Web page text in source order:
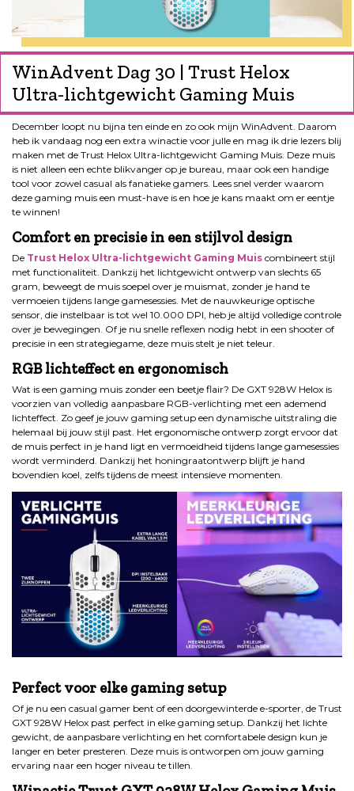
WinAdvent Dag 30 | Trust Helox
Ultra-lichtgewicht Gaming Muis
December loopt nu bijna ten einde en zo ook mijn WinAdvent. Daarom
heb ik vandaag nog een extra winactie voor julle en mag ik drie lezers blij
maken met de Trust Helox Ultra-lichtgewicht Gaming Muis. Deze muis
is niet alleen een echte blikvanger op je bureau, maar ook een handige
tool voor zowel casual als fanatieke gamers. Lees snel verder waarom
deze gaming muis een must-have is en hoe je kans maakt om er eentje
te winnen!
Comfort en precisie in een stijlvol design
De Trust Helox Ultra-lichtgewicht Gaming Muis combineert stijl
met functionaliteit. Dankzij het lichtgewicht ontwerp van slechts 65
gram, beweegt de muis soepel over je muismat, zonder je hand te
vermoeien tijdens lange gamesessies. Met de nauwkeurige optische
sensor, die instelbaar is tot wel 10.000 DPI, heb je altijd volledige controle
over je bewegingen. Of je nu snelle reflexen nodig hebt in een shooter of
precisie in een strategiegame, deze muis stelt je niet teleur.
RGB lichteffect en ergonomisch
Wat is een gaming muis zonder een beetje flair? De GXT 928W Helox is
voorzien van volledig aanpasbare RGB-verlichting met een ademend
lichteffect. Zo geef je jouw gaming setup een dynamische uitstraling die
helemaal bij jouw stijl past. Het ergonomische ontwerp zorgt ervoor dat
de muis perfect in je hand ligt en vermoeidheid tijdens lange gamesessies
wordt verminderd. Dankzij het honingraatontwerp blijft je hand
bovendien koel, zelfs tijdens de meest intensieve momenten.
Perfect voor elke gaming setup
Of je nu een casual gamer bent of een doorgewinterde e-sporter, de Trust
GXT 928W Helox past perfect in elke gaming setup. Dankzij het lichte
gewicht, de aanpasbare verlichting en het comfortabele design kun je
langer en beter presteren. Deze muis is ontworpen om jouw gaming
ervaring naar een hoger niveau te tillen.